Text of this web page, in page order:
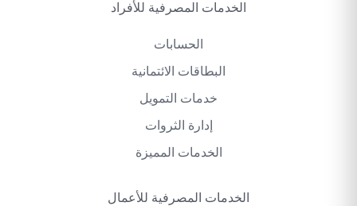
الخدمات المصرفية للأفراد
الحسابات
البطاقات الائتمانية
خدمات التمويل
إدارة الثروات
الخدمات المميزة
الخدمات المصرفية للأعمال